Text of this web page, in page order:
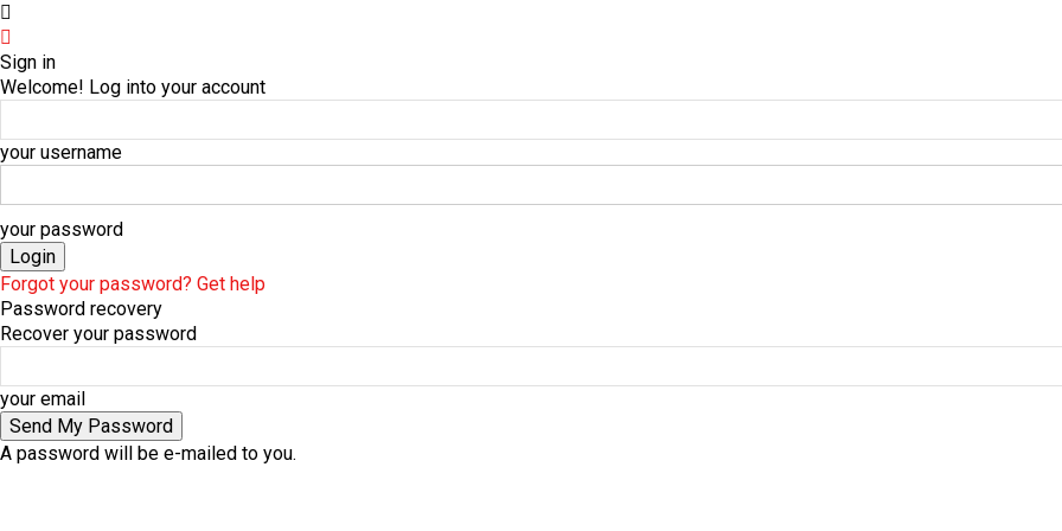
Sign in
Welcome! Log into your account
your username
your password
Forgot your password? Get help
Password recovery
Recover your password
your email
A password will be e-mailed to you.